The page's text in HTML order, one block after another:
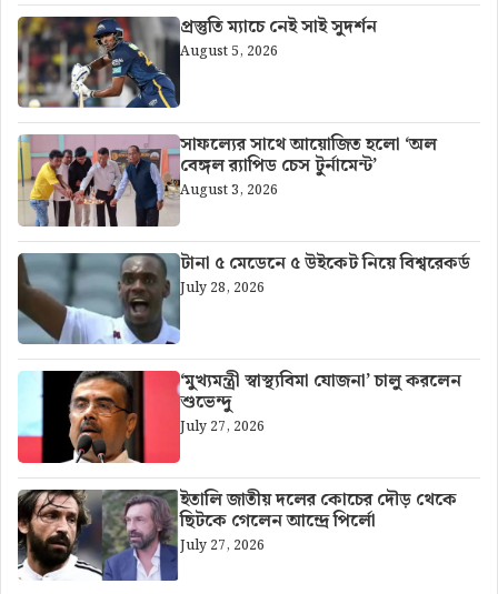
প্রস্তুতি ম্যাচে নেই সাই সুদর্শন
August 5, 2026
সাফল্যের সাথে আয়োজিত হলো ‘অল
বেঙ্গল র‍্যাপিড চেস টুর্নামেন্ট’
August 3, 2026
টানা ৫ মেডেনে ৫ উইকেট নিয়ে বিশ্বরেকর্ড
July 28, 2026
‘মুখ্যমন্ত্রী স্বাস্থ্যবিমা যোজনা’ চালু করলেন
শুভেন্দু
July 27, 2026
ইতালি জাতীয় দলের কোচের দৌড় থেকে
ছিটকে গেলেন আন্দ্রে পির্লো
July 27, 2026